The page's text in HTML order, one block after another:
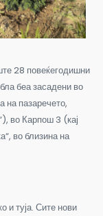
28 повеќегодишни
беа засадени во
на пазаречето,
во Карпош 3 (кај
во близина на
и туја. Сите нови